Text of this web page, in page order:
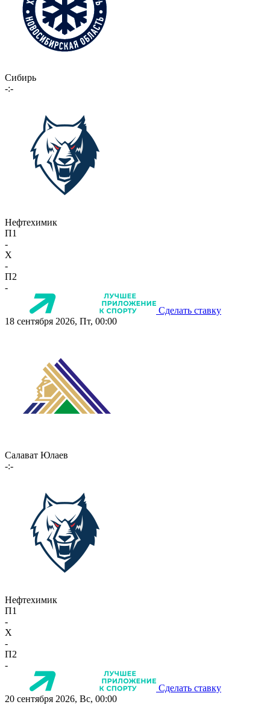
Сибирь
-:-
Нефтехимик
П1
-
X
-
П2
-
Сделать ставку
18 сентября 2026, Пт, 00:00
Салават Юлаев
-:-
Нефтехимик
П1
-
X
-
П2
-
Сделать ставку
20 сентября 2026, Вс, 00:00